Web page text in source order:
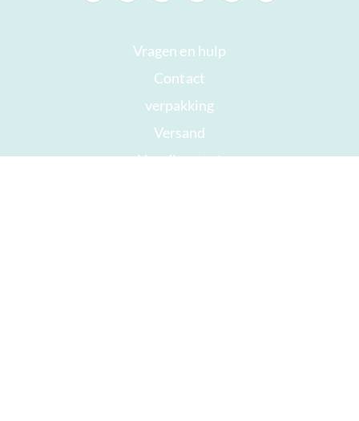
Vragen en hulp
Contact
verpakking
Versand
Houdbaar tot